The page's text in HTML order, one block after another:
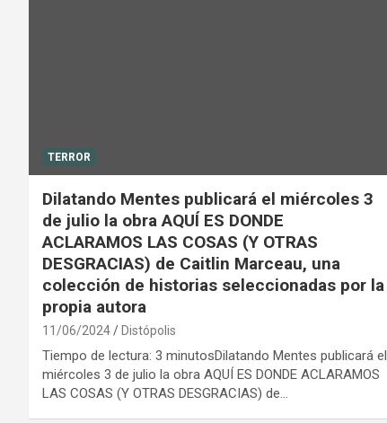
TERROR
Dilatando Mentes publicará el miércoles 3
de julio la obra AQUÍ ES DONDE
ACLARAMOS LAS COSAS (Y OTRAS
DESGRACIAS) de Caitlin Marceau, una
colección de historias seleccionadas por la
propia autora
11/06/2024 Distópolis
Tiempo de lectura: 3 minutosDilatando Mentes publicará el
miércoles 3 de julio la obra AQUÍ ES DONDE ACLARAMOS
LAS COSAS (Y OTRAS DESGRACIAS) de…